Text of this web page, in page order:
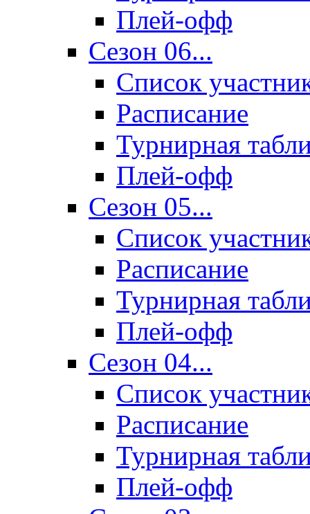
Плей-офф
Сезон 06...
Список
Расписание
Турнирная
Плей-офф
Сезон 05...
Список
Расписание
Турнирная
Плей-офф
Сезон 04...
Список
Расписание
Турнирная
Плей-офф